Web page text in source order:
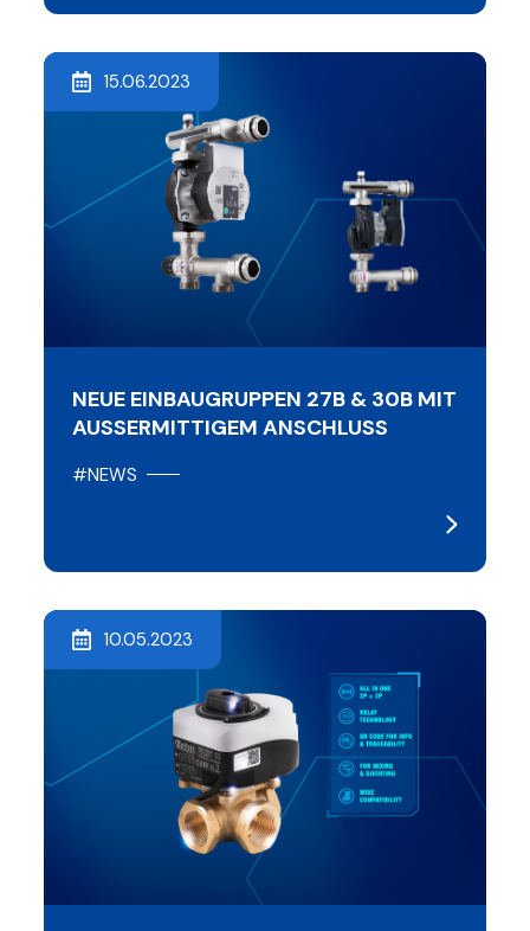
15.06.2023
NEUE EINBAUGRUPPEN 27B & 30B MIT
AUSSERMITTIGEM ANSCHLUSS
#NEWS
10.05.2023